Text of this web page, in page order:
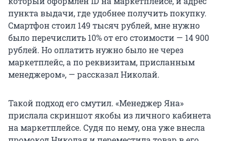
пункта выдачи, где удобнее получить покупку.
Смартфон стоил 149 тысяч рублей, мне нужно
было перечислить 10% от его стоимости — 14 900
рублей. Но оплатить нужно было не через
маркетплейс, а по реквизитам, присланным
менеджером», — рассказал Николай.
Такой подход его смутил. «Менеджер Яна»
прислала скриншот якобы из личного кабинета
на маркетплейсе. Судя по нему, она уже внесла